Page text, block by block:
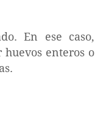
En ese caso,
enteros o